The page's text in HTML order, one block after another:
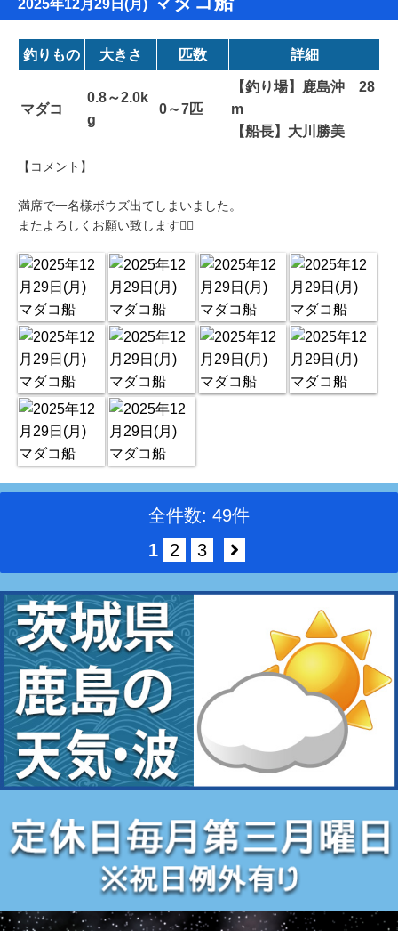
2025年12月29日(月)
釣りもの 大きさ 匹数 詳細
マダコ
0.8～2.0k
g
0～7匹
【釣り場】鹿島沖 28
m
【船長】大川勝美
【コメント】
満席で一名様ボウズ出てしまいました。
またよろしくお願い致します🙇‍♀️
全件数: 49件
1
2 3